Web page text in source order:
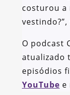
costurou a
O podcast
atualizado
episódios
YouTube e